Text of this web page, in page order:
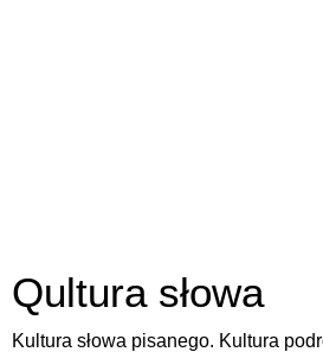
Qultura słowa
Kultura słowa pisanego. Kultura